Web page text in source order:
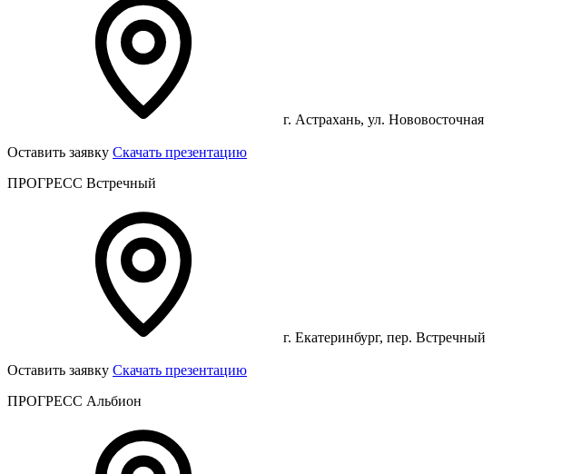
г. Астрахань, ул. Нововосточная
Оставить заявку Скачать презентацию
ПРОГРЕСС Встречный
г. Екатеринбург, пер. Встречный
Оставить заявку Скачать презентацию
ПРОГРЕСС Альбион